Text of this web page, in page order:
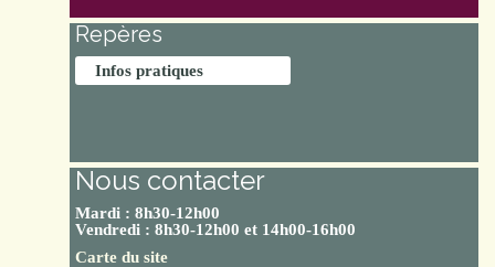
Repères
Infos pratiques
Nous contacter
Mardi : 8h30-12h00
Vendredi : 8h30-12h00 et 14h00-16h00
Carte du site